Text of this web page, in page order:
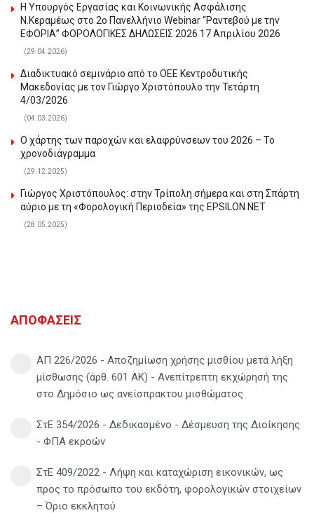
Η Υπουργός Εργασίας και Κοινωνικής Ασφάλισης
Ν.Κεραμέως στο 2o Πανελλήνιο Webinar “Ραντεβού με την
ΕΦΟΡΙΑ” ΦΟΡΟΛΟΓΙΚΕΣ ΔΗΛΩΣΕΙΣ 2026 17 Απριλίου 2026
(29.04.2026)
Διαδικτυακό σεμινάριο από το ΟΕΕ Κεντροδυτικής
Μακεδονίας με τον Γιώργο Χριστόπουλο την Τετάρτη
4/03/2026
(04.03.2026)
Ο χάρτης των παροχών και ελαφρύνσεων του 2026 – Το
χρονοδιάγραμμα
(29.12.2025)
Γιώργος Χριστόπουλος: στην Τρίπολη σήμερα και στη Σπάρτη
αύριο με τη «Φορολογική Περιοδεία» της EPSILON NET
(28.05.2025)
ΑΠΟΦΑΣΕΙΣ
ΑΠ 226/2026 - Αποζημίωση χρήσης μισθίου μετά λήξη
μίσθωσης (άρθ. 601 ΑΚ) - Ανεπίτρεπτη εκχώρησή της
στο Δημόσιο ως ανείσπρακτου μισθώματος
ΣτΕ 354/2026 - Δεδικασμένο - Δέσμευση της Διοίκησης
- ΦΠΑ εκροών
ΣτΕ 409/2022 - Λήψη και καταχώριση εικονικών, ως
προς το πρόσωπο του εκδότη, φορολογικών στοιχείων
– Όριο εκκλητού